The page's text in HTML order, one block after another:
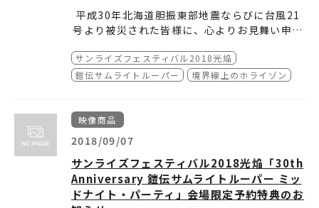
平成30年北海道胆振東部地震ならびに台風21
号より被災された皆様に、心よりお見舞い申し
この度、2018年9月7日（金）～2018年9月8
日（土）にて開催を予定しております、サンラ
ルナイト上映につきまして、9月6日（木）に発
生しました平成30年北海道胆振東部地震、また
は台風21号の影響により、ご来場出来なくなっ
たお客様に向けてチケット料金の払い戻しをさ
せて頂きます。
下記の方法にてお手続き下さいますよう、お願
日程：2018年9月7日（金）22時開演
会場：TOHOシネマズ新宿
■30th Anniversary 鎧伝サムライトルーパー
ミッドナイト・パーティ
日程：2018年9月8日（土）22時開演
会場：テアトル新宿
※各会場での払い戻し受付はできませんので、
ご注意ください。
【対象者】
①北海道を中心とした、地震の影響で会場へご
サンライズフェスティバル2018光焔
鎧伝サムライトルーパー
境界線上のホライゾン
映像商品
2018/09/07
サンライズフェスティバル2018光焔「30th
Anniversary 鎧伝サムライトルーパー ミッ
ドナイト・パーティ」会場限定予約特典のお